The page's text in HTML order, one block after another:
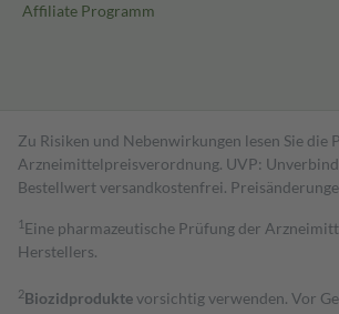
Affiliate Programm
Zu Risiken und Nebenwirkungen lesen Sie
Arzneimittelpreisverordnung. UVP:
Bestell­wert versand­kosten­frei.
1 Eine pharmazeutische Prüfung der
Herstellers.
2Biozidproduktevorsichtig verwenden. Vor